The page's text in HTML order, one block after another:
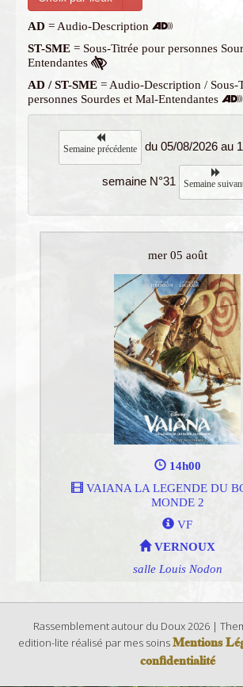
Rassemblement autour du Doux 2026 |
edition-lite réalisé par mes soinsMentions
confidentialité